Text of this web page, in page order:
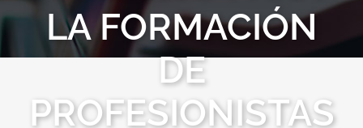
LA FORMACIÓN
DE
PROFESIONISTAS